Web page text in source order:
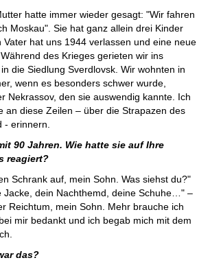
hatte immer wieder gesagt: "Wir fahren
Moskau". Sie hat ganz allein drei Kinder
hat uns 1944 verlassen und eine neue
des Krieges gerieten wir ins
die Siedlung Sverdlovsk. Wir wohnten in
wenn es besonders schwer wurde,
Nekrassov, den sie auswendig kannte. Ich
an diese Zeilen – über die Strapazen des
- erinnern.
90 Jahren. Wie hatte sie auf Ihre
reagiert?
Schrank auf, mein Sohn. Was siehst du?"
Jacke, dein Nachthemd, deine Schuhe…" –
Reichtum, mein Sohn. Mehr brauche ich
mir bedankt und ich begab mich mit dem
das?